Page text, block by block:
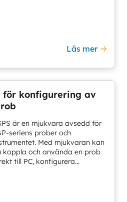
Läs mer
för konfigurering av
är en mjukvara avsedd för
seriens prober och
Med mjukvaran kan
koppla och använda en prob
till PC, konfigurera...